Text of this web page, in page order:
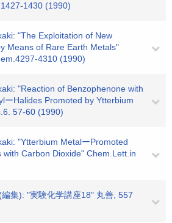
1430 (1990)
"The Exploitation of New
Means of Rare Earth Metals"
4310 (1990)
"Reaction of Benzophenone with
ーHalides Promoted by Ytterbium
57-60 (1990)
"Ytterbium MetalーPromoted
with Carbon Dioxide" Chem.Lett.in
集): "実験化学講座18" 丸善, 557